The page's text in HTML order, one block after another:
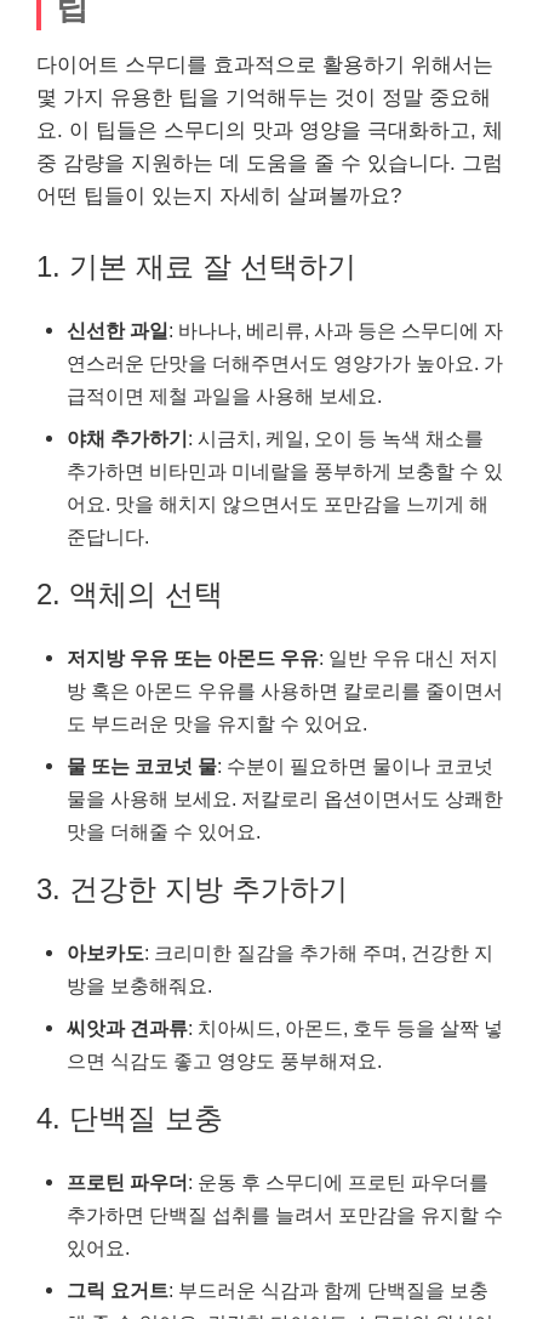
다이어트 스무디를 효과적으로 활용하기 위해서는
몇 가지 유용한 팁을 기억해두는 것이 정말 중요해
요. 이 팁들은 스무디의 맛과 영양을 극대화하고, 체
중 감량을 지원하는 데 도움을 줄 수 있습니다. 그럼
어떤 팁들이 있는지 자세히 살펴볼까요?
1. 기본 재료 잘 선택하기
신선한 과일: 바나나, 베리류, 사과 등은 스무디에 자
연스러운 단맛을 더해주면서도 영양가가 높아요. 가
급적이면 제철 과일을 사용해 보세요.
야채 추가하기: 시금치, 케일, 오이 등 녹색 채소를
추가하면 비타민과 미네랄을 풍부하게 보충할 수 있
어요. 맛을 해치지 않으면서도 포만감을 느끼게 해
준답니다.
2. 액체의 선택
저지방 우유 또는 아몬드 우유: 일반 우유 대신 저지
방 혹은 아몬드 우유를 사용하면 칼로리를 줄이면서
도 부드러운 맛을 유지할 수 있어요.
물 또는 코코넛 물: 수분이 필요하면 물이나 코코넛
물을 사용해 보세요. 저칼로리 옵션이면서도 상쾌한
맛을 더해줄 수 있어요.
3. 건강한 지방 추가하기
아보카도: 크리미한 질감을 추가해 주며, 건강한 지
방을 보충해줘요.
씨앗과 견과류: 치아씨드, 아몬드, 호두 등을 살짝 넣
으면 식감도 좋고 영양도 풍부해져요.
4. 단백질 보충
프로틴 파우더: 운동 후 스무디에 프로틴 파우더를
추가하면 단백질 섭취를 늘려서 포만감을 유지할 수
있어요.
그릭 요거트: 부드러운 식감과 함께 단백질을 보충